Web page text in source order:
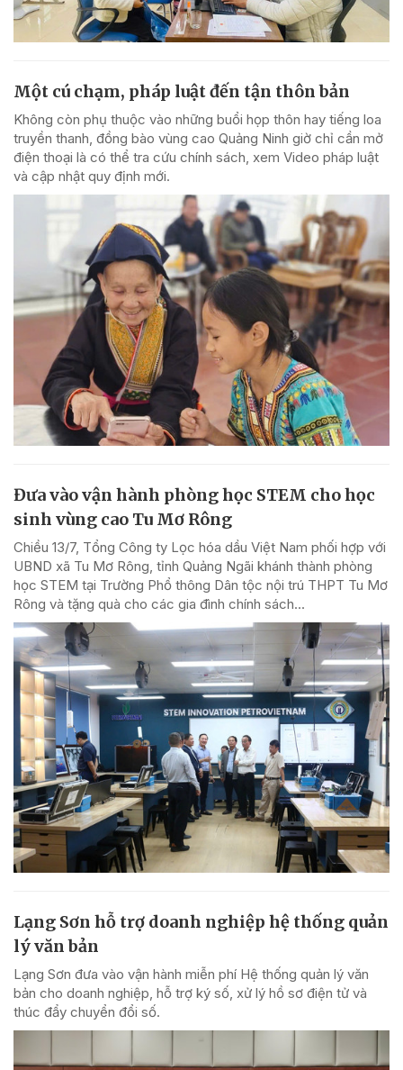
Một cú chạm, pháp luật đến tận thôn bản
Không còn phụ thuộc vào những buổi họp thôn hay tiếng loa
truyền thanh, đồng bào vùng cao Quảng Ninh giờ chỉ cần mở
điện thoại là có thể tra cứu chính sách, xem Video pháp luật
và cập nhật quy định mới.
Đưa vào vận hành phòng học STEM cho học
sinh vùng cao Tu Mơ Rông
Chiều 13/7, Tổng Công ty Lọc hóa dầu Việt Nam phối hợp với
UBND xã Tu Mơ Rông, tỉnh Quảng Ngãi khánh thành phòng
học STEM tại Trường Phổ thông Dân tộc nội trú THPT Tu Mơ
Rông và tặng quà cho các gia đình chính sách...
Lạng Sơn hỗ trợ doanh nghiệp hệ thống quản
lý văn bản
Lạng Sơn đưa vào vận hành miễn phí Hệ thống quản lý văn
bản cho doanh nghiệp, hỗ trợ ký số, xử lý hồ sơ điện tử và
thúc đẩy chuyển đổi số.